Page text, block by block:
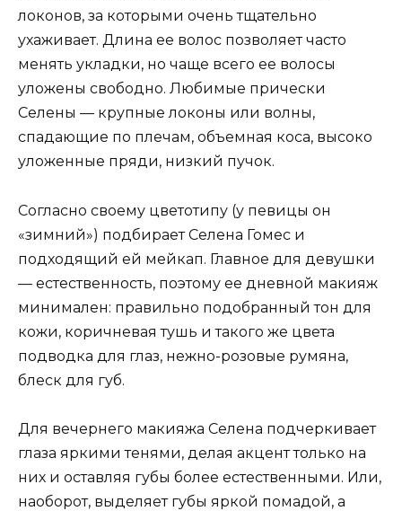
локонов, за которыми очень тщательно
ухаживает. Длина ее волос позволяет часто
менять укладки, но чаще всего ее волосы
уложены свободно. Любимые прически
Селены — крупные локоны или волны,
спадающие по плечам, объемная коса, высоко
уложенные пряди, низкий пучок.
Согласно своему цветотипу (у певицы он
«зимний») подбирает Селена Гомес и
подходящий ей мейкап. Главное для девушки
— естественность, поэтому ее дневной макияж
минимален: правильно подобранный тон для
кожи, коричневая тушь и такого же цвета
подводка для глаз, нежно-розовые румяна,
блеск для губ.
Для вечернего макияжа Селена подчеркивает
глаза яркими тенями, делая акцент только на
них и оставляя губы более естественными. Или,
наоборот, выделяет губы яркой помадой, а